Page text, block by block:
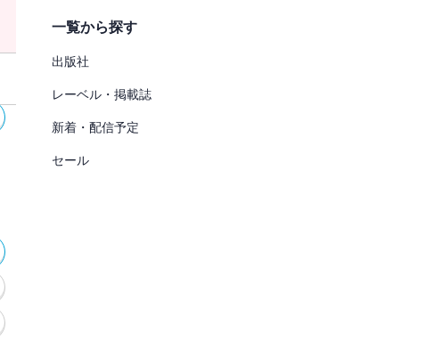
一覧から探す
出版社
レーベル・掲載誌
新着・配信予定
セール